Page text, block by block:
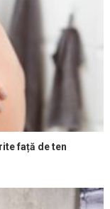
față de ten